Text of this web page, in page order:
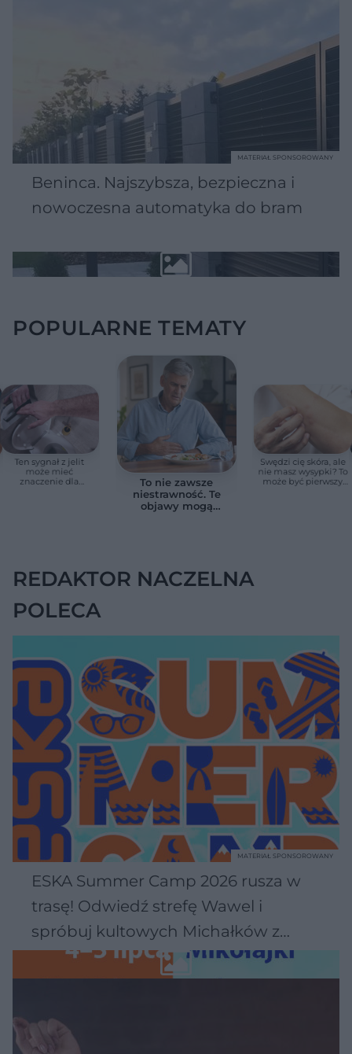
Beninca. Najszybsza, bezpieczna i
nowoczesna automatyka do bram
MATERIAŁ SPONSOROWANY
POPULARNE TEMATY
Ten sygnał z jelit
może mieć
znaczenie dla
To nie zawsze
niestrawność. Te
objawy mogą
Swędzi cię skóra, ale
nie masz wysypki? To
może być pierwszy
REDAKTOR NACZELNA
POLECA
ESKA Summer Camp 2026 rusza w
trasę! Odwiedź strefę Wawel i
spróbuj kultowych Michałków z
Wawelu
MATERIAŁ SPONSOROWANY